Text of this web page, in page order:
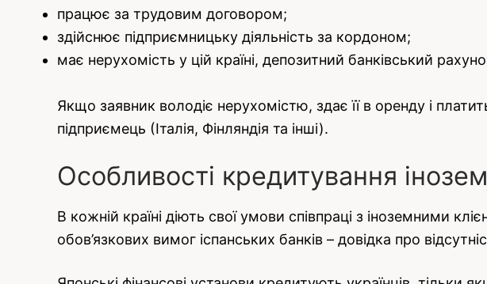
працює за трудовим договором;
здійснює підприємницьку діяльність за кордоном;
має нерухомість у цій країні, депозитний банківський
Якщо заявник володіє нерухомістю, здає її в оренду і
підприємець (Італія, Фінляндія та інші).
Особливості кредитування
В кожній країні діють свої умови співпраці з іноземними
обов’язкових вимог іспанських банків – довідка про